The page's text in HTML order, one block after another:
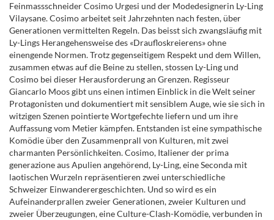
Feinmassschneider Cosimo Urgesi und der Modedesignerin Ly-Ling
Vilaysane. Cosimo arbeitet seit Jahrzehnten nach festen, über
Generationen vermittelten Regeln. Das beisst sich zwangsläufig mit
Ly-Lings Herangehensweise des «Draufloskreierens» ohne
einengende Normen. Trotz gegenseitigem Respekt und dem Willen,
zusammen etwas auf die Beine zu stellen, stossen Ly-Ling und
Cosimo bei dieser Herausforderung an Grenzen. Regisseur
Giancarlo Moos gibt uns einen intimen Einblick in die Welt seiner
Protagonisten und dokumentiert mit sensiblem Auge, wie sie sich in
witzigen Szenen pointierte Wortgefechte liefern und um ihre
Auffassung vom Metier kämpfen. Entstanden ist eine sympathische
Komödie über den Zusammenprall von Kulturen, mit zwei
charmanten Persönlichkeiten. Cosimo, Italiener der prima
generazione aus Apulien angehörend, Ly-Ling, eine Seconda mit
laotischen Wurzeln repräsentieren zwei unterschiedliche
Schweizer Einwanderergeschichten. Und so wird es ein
Aufeinanderprallen zweier Generationen, zweier Kulturen und
zweier Überzeugungen, eine Culture-Clash-Komödie, verbunden in